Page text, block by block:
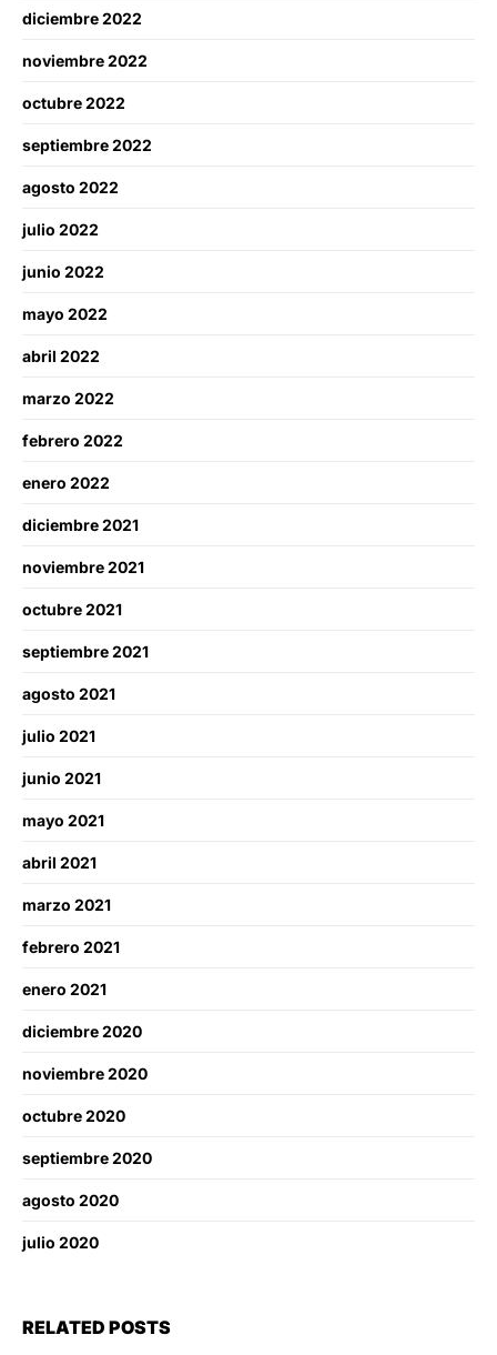
diciembre 2022
noviembre 2022
octubre 2022
septiembre 2022
agosto 2022
julio 2022
junio 2022
mayo 2022
abril 2022
marzo 2022
febrero 2022
enero 2022
diciembre 2021
noviembre 2021
octubre 2021
septiembre 2021
agosto 2021
julio 2021
junio 2021
mayo 2021
abril 2021
marzo 2021
febrero 2021
enero 2021
diciembre 2020
noviembre 2020
octubre 2020
septiembre 2020
agosto 2020
julio 2020
RELATED POSTS